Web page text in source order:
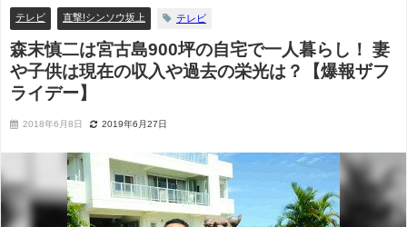
テレビ 直撃!シンソウ坂上 テレビ
森末慎二は宮古島900坪の自宅で一人暮らし！ 妻
や子供は現在の収入や過去の栄光は？【爆報ザフ
ライデー】
2018年6月8日 2019年6月27日